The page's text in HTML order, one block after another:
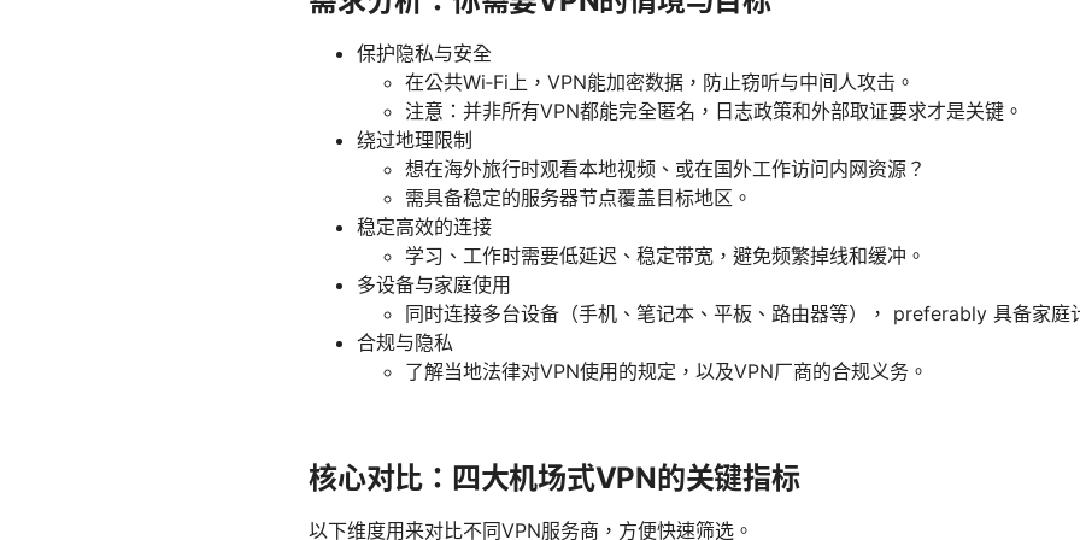
保护隐私与安全
在公共Wi‑Fi上，VPN能加密数据，防止窃听与中间人攻击。
注意：并非所有VPN都能完全匿名，日志政策和外部取证要求才是关键。
绕过地理限制
想在海外旅行时观看本地视频、或在国外工作访问内网资源？
需具备稳定的服务器节点覆盖目标地区。
稳定高效的连接
学习、工作时需要低延迟、稳定带宽，避免频繁掉线和缓冲。
多设备与家庭使用
同时连接多台设备（手机、笔记本、平板、路由器等）， preferably 具备家庭
合规与隐私
了解当地法律对VPN使用的规定，以及VPN厂商的合规义务。
核心对比：四大机场式VPN的关键指标
以下维度用来对比不同VPN服务商，方便快速筛选。